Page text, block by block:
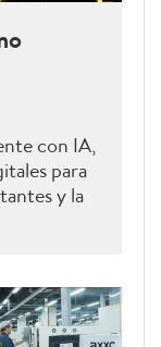
con IA,
para
y la